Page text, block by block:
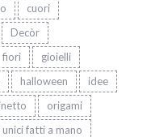
cuori
Decòr
fiori
gioielli
halloween
idee
origami
unici fatti a mano